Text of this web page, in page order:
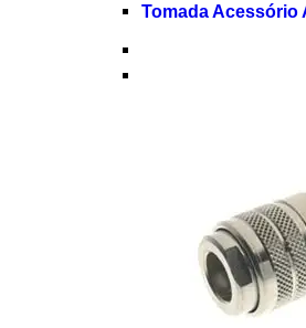
Tomada Acessório